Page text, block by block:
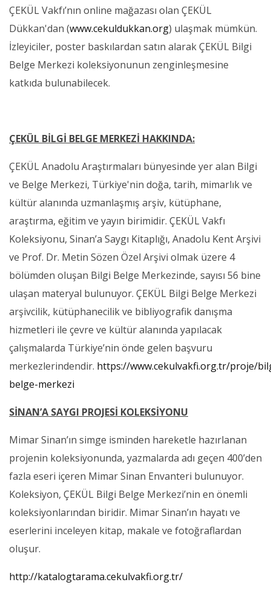
ÇEKÜL Vakfı’nın online mağazası olan ÇEKÜL
Dükkan'dan (www.cekuldukkan.org) ulaşmak mümkün.
İzleyiciler, poster baskılardan satın alarak ÇEKÜL Bilgi
Belge Merkezi koleksiyonunun zenginleşmesine
katkıda bulunabilecek.
ÇEKÜL BİLGİ BELGE MERKEZİ HAKKINDA:
ÇEKÜL Anadolu Araştırmaları bünyesinde yer alan Bilgi
ve Belge Merkezi, Türkiye'nin doğa, tarih, mimarlık ve
kültür alanında uzmanlaşmış arşiv, kütüphane,
araştırma, eğitim ve yayın birimidir. ÇEKÜL Vakfı
Koleksiyonu, Sinan’a Saygı Kitaplığı, Anadolu Kent Arşivi
ve Prof. Dr. Metin Sözen Özel Arşivi olmak üzere 4
bölümden oluşan Bilgi Belge Merkezinde, sayısı 56 bine
ulaşan materyal bulunuyor. ÇEKÜL Bilgi Belge Merkezi
arşivcilik, kütüphanecilik ve bibliyografik danışma
hizmetleri ile çevre ve kültür alanında yapılacak
çalışmalarda Türkiye’nin önde gelen başvuru
merkezlerindendir. https://www.cekulvakfi.org.tr/proje/
belge-merkezi
SİNAN’A SAYGI PROJESİ KOLEKSİYONU
Mimar Sinan’ın simge isminden hareketle hazırlanan
projenin koleksiyonunda, yazmalarda adı geçen 400’den
fazla eseri içeren Mimar Sinan Envanteri bulunuyor.
Koleksiyon, ÇEKÜL Bilgi Belge Merkezi’nin en önemli
koleksiyonlarından biridir. Mimar Sinan’ın hayatı ve
eserlerini inceleyen kitap, makale ve fotoğraflardan
oluşur.
http://katalogtarama.cekulvakfi.org.tr/